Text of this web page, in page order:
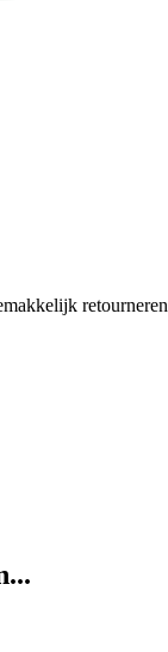
retourneren